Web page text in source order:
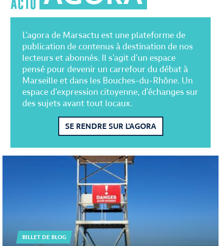
L’agora de Marsactu est une plateforme de
publication de contenus à destination de nos
lecteurs et abonnés. Il s’agit d’un espace
pensé pour devenir un carrefour du débat à
Marseille et dans les Bouches-du-Rhône. Un
espace d’expression citoyenne, d’échanges sur
des sujets avant tout locaux.
SE RENDRE SUR L'AGORA
BILLET DE BLOG